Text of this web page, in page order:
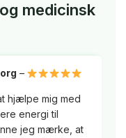
medicinsk
–
hjælpe mig med
energi til
jeg mærke, at